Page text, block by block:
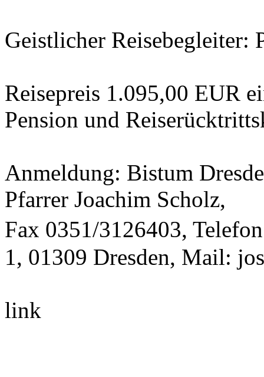
Geistlicher Reisebegleiter:
Reisepreis 1.095,00 EUR
Pension und
Anmeldung: Bistum
Pfarrer Joachim Scholz,
Fax 0351/3126403,
1, 01309 Dresden, Mail:
link